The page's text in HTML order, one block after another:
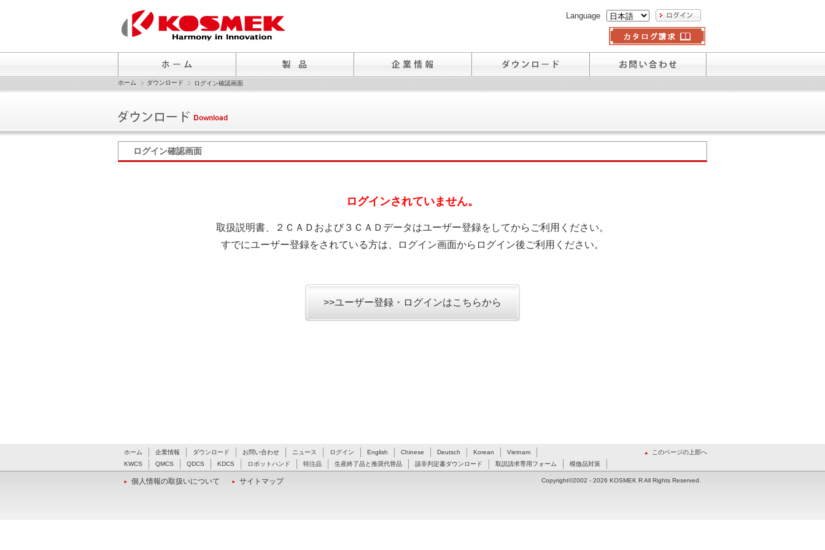
Language
ホーム ダウンロード ログイン確認画面
ログイン確認画面
ログインされていません。
取扱説明書、２ＣＡＤおよび３ＣＡＤデータはユーザー登録をしてからご利用ください。
すでにユーザー登録をされている方は、ログイン画面からログイン後ご利用ください。
>>ユーザー登録・ログインはこちらから
このページの上部へ
ホーム 企業情報 ダウンロード お問い合わせ ニュース ログイン English Chinese Deutsch Korean
Vietnam
KWCS
QMCS QDCS KDCS ロボットハンド 特注品 生産終了品と推奨代替品 該非判定書ダウンロード 取説請求専用フォーム 模倣品対策
個人情報の取扱いについて サイトマップ Copyright©2002 - 2026 KOSMEK R All Rights Reserved.